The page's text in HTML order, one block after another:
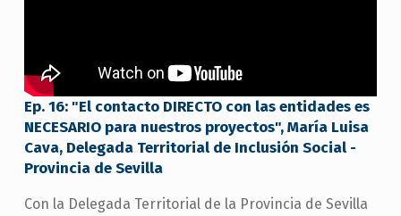
Ep. 16: "El contacto DIRECTO con las entidades es
NECESARIO para nuestros proyectos", María Luisa
Cava, Delegada Territorial de Inclusión Social -
Provincia de Sevilla
Con la Delegada Territorial de la Provincia de Sevilla